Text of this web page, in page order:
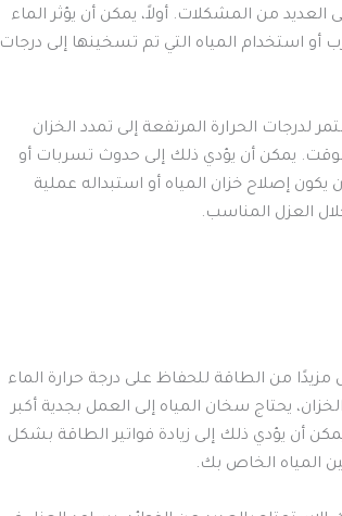
من المشكلات. أولاً، يمكن أن يؤثر الماء
استخدام المياه التي تم تسخينها إلى درجات
لدرجات الحرارة المرتفعة إلى تمدد الخزان
الوقت. يمكن أن يؤدي ذلك إلى حدوث تسربات أو
إصلاح خزان المياه أو استبداله عملية
العزل المناسب.
من الطاقة للحفاظ على درجة حرارة الماء
يحتاج سخان المياه إلى العمل بجدية أكبر
أن يؤدي ذلك إلى زيادة فواتير الطاقة بشكل
المياه الخاص بك.